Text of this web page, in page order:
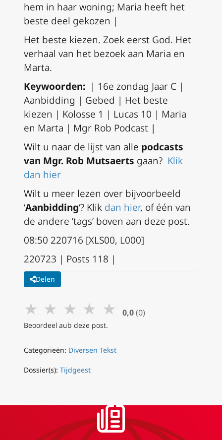
hem in haar woning; Maria heeft het
beste deel gekozen |
Het beste kiezen. Zoek eerst God. Het
verhaal van het bezoek aan Maria en
Marta.
Keywoorden: | 16e zondag Jaar C |
Aanbidding | Gebed | Het beste
kiezen | Kolosse 1 | Lucas 10 | Maria
en Marta | Mgr Rob Podcast |
Wilt u naar de lijst van alle podcasts
van Mgr. Rob Mutsaerts gaan? Klik
dan hier
Wilt u meer lezen over bijvoorbeeld
‘Aanbidding‘? Klik dan hier, of één van
de andere ’tags’ boven aan deze post.
08:50 220716 [XLS00, L000]
220723 | Posts 118 |
Delen
★ ★ ★ ★ ★ 0,0 (0)
Beoordeel aub deze post.
Categorieën: Diversen Tekst
Dossier(s): Tijdgeest